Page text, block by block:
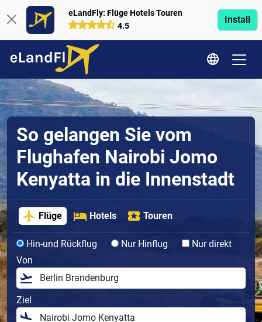
eLandFly: Flüge Hotels Touren
4.5
Install
So gelangen Sie vom
Flughafen Nairobi Jomo
Kenyatta in die Innenstadt
Flüge Hotels Touren
Hin-und Rückflug Nur Hinflug
Nur direkt
Von
Ziel